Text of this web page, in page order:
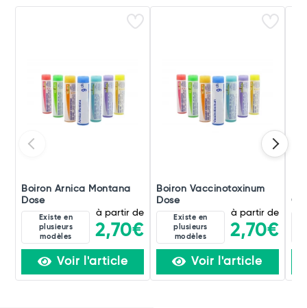
Boiron Arnica Montana
Dose
Existe en
plusieurs
modèles
à partir de
2,70€
Voir l'article
Boiron Vaccinotoxinum
Dose
Existe en
plusieurs
modèles
à partir de
2,70€
Voir l'article